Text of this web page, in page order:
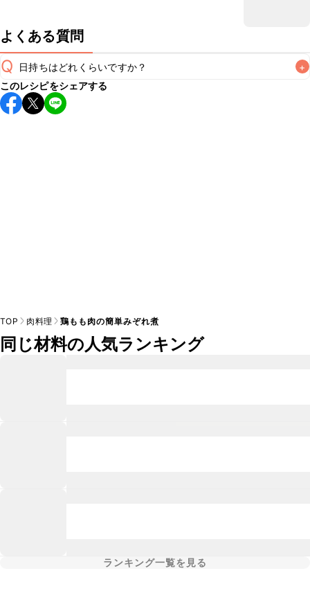
よくある質問
Q 日持ちはどれくらいですか？ +
保存期間は冷蔵で翌日中が目安です。なるべくお早めにお召
し上がりください。
このレシピをシェアする
TOP 肉料理 鶏もも肉の簡単みぞれ煮
同じ材料の人気ランキング
ランキング一覧を見る